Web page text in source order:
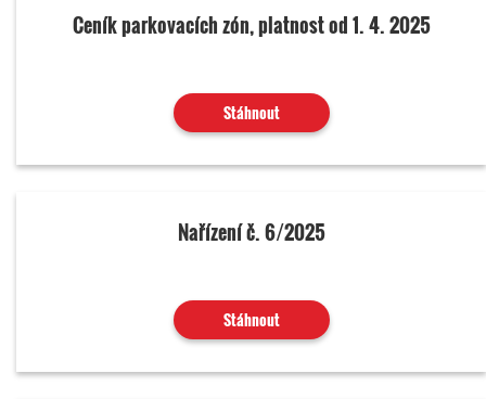
Ceník parkovacích zón, platnost od 1. 4. 2025
Stáhnout
Nařízení č. 6/2025
Stáhnout